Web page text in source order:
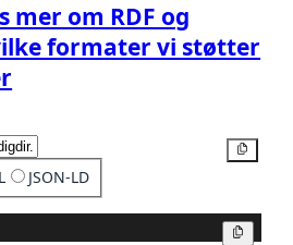
mer om RDF og
formater vi støtter
JSON-LD